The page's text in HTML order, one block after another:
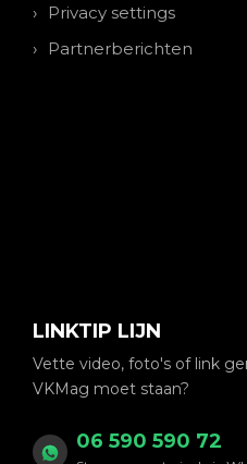
Privacy settings
Partnerberichten
LINKTIP LIJN
Vette video, foto's of link
VKMag moet staan?
06 590 590 72